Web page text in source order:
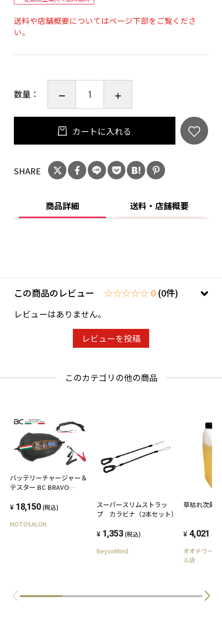
BC 9000 EVO+スペック
入力電圧：AC 100 V、50～60 Hz
充電電圧： 24V
動作温度：-20°C - + 50°C
外形寸法：177 x 127 x 70 mm
送料や店舗概要についてはページ下部をご覧くださ
い。
数量：
カートに入れる
SHARE
商品詳細 送料・店舗概要
この商品のレビュー ☆☆☆☆☆ 0 (0件)
レビューはありません。
レビューを投稿
このカテゴリの他の商品
バッテリーチャージャー＆
テスター BC BRAVO
18,150 (税込)
MOTOSALON
スーパースリムストラッ
プ カラビナ（2本セット）
1,353 (税込)
BeyonMind
草枯れ次郎
4,021 (税
オオチワーク
ル店